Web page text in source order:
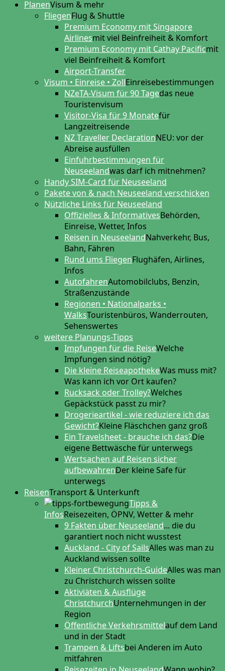
PlanenVisum & mehr
FliegenFlug & Shuttle
Premium Economy mit Singapore
Airlinesmit viel Beinfreiheit & Komfort
Premium Economy mit Cathay Pacificmit
viel Beinfreiheit & Komfort
Airport-Transfer
Visum • Einreise • ZollEinreisebestimmungen
NZeTA-Visum für 90 Tagedas neue
Touristenvisum
Visitor-Visa für 9 Monatefür
Langzeitreisende
NZ Traveller DeclarationNEU: vor der
Abreise ausfüllen
Einfuhrbestimmungen für
Neuseelandwas darf ich mitnehmen?
Handy SIM-Card für Neuseeland
Pakete von & nach Neuseeland verschicken
Nützliche Links für Neuseeland
Offizielles & InformativesBehörden,
Einreise, Wetter, Infos
Reisen in NeuseelandNahverkehr, Bus,
Bahn, Fähren
Rund ums FliegenFlughäfen, Airlines,
Infos
AutofahrenAutomobilclubs, Benzin,
Straßenzustände
Regionen • Nationalparks •
WalksTouristenbüros, Wanderrouten,
Sehenswertes
weitere Planungs-Tipps
Impfungen für die ReiseWelche
Impfungen sind nötig?
Die kleine ReiseapothekeWas muss mit?
Was kann ich vor Ort kaufen?
Rucksack oder Trolley?Welches
Gepäckstück passt zu mir?
Drogerieartikel - wie reduziere ich das
Gewicht?Kleine Fläschchen ganz groß
Ein Travelsheet - brauche ich das?Die
eigene Bettwäsche für unterwegs
Wertsachen auf Reisen sicher
aufbewahrenDer kleine Safe für
unterwegs
ReisenTransport & Unterkunft
Tipps &
InfosReisezeiten, ÖPNV, Wetter & mehr
9 Fakten über Neuseeland... die du
garantiert noch nicht wusstest
Auckland - City of SailsAlles was man zu
Auckland wissen sollte
Kleiner Christchurch-GuideAlles was man
zu Christchurch wissen sollte
Aktiviäten & Ausflüge
ChristchurchUnternehmungen in der
Region
Öffentliche Verkehrsmittelauf dem Land
und in der Stadt
Trampen & Liftsbei Anderen im Auto
mitfahren